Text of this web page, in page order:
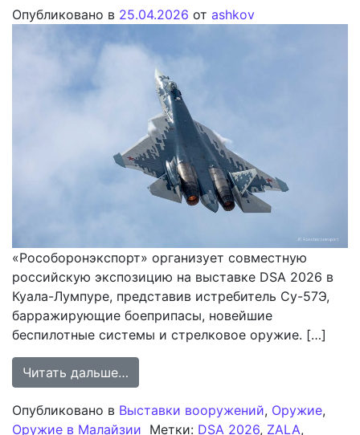
Опубликовано в 25.04.2026 от ashkov
«Рособоронэкспорт» организует совместную
российскую экспозицию на выставке DSA 2026 в
Куала-Лумпуре, представив истребитель Су-57Э,
барражирующие боеприпасы, новейшие
беспилотные системы и стрелковое оружие. […]
Читать дальше…
Опубликовано в Выставки вооружений, Оружие,
Оружие в Малайзии Метки: DSA 2026, ZALA,